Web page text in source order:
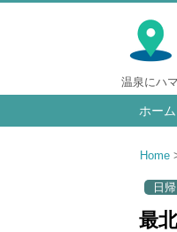
温泉にハ
ホーム
Home
日
最